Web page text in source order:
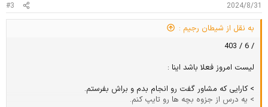
2024/8/31
#3
به نقل از شیطان رجیم :
/ 6 / 403
لیست امروز فعلا باشد اینا :
> کارایی که مشاور گفت رو انجام بدم و براش بفرستم.
> یه درس از جزوه بچه ها رو تایپ کنم.